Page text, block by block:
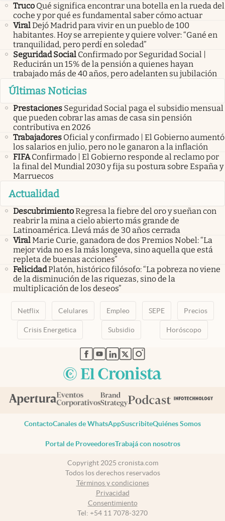
Truco Qué significa encontrar una botella en la rueda del
coche y por qué es fundamental saber cómo actuar
ViralDejó Madrid para vivir en un pueblo de 100
habitantes. Hoy se arrepiente y quiere volver: “Gané en
tranquilidad, pero perdí en soledad”
Seguridad Social Confirmado por Seguridad Social |
Reducirán un 15% de la pensión a quienes hayan
trabajado más de 40 años, pero adelanten su jubilación
Últimas Noticias
Prestaciones Seguridad Social paga el subsidio mensual
que pueden cobrar las amas de casa sin pensión
contributiva en 2026
Trabajadores Oficial y confirmado | El Gobierno aumentó
los salarios en julio, pero no le ganaron a la inflación
FIFA Confirmado | El Gobierno responde al reclamo por
la final del Mundial 2030 y fija su postura sobre España y
Marruecos
Actualidad
DescubrimientoRegresa la fiebre del oro y sueñan con
reabrir la mina a cielo abierto más grande de
Latinoamérica. Llevá más de 30 años cerrada
ViralMarie Curie, ganadora de dos Premios Nobel: “La
mejor vida no es la más longeva, sino aquella que está
repleta de buenas acciones”
FelicidadPlatón, histórico filósofo: “La pobreza no viene
de la disminución de las riquezas, sino de la
multiplicación de los deseos”
Netflix Celulares Empleo SEPE Precios
Crisis Energetica Subsidio Horóscopo
abre en nueva pestaña
abre en nueva pestaña
abre en nueva pestaña
abre en nueva pestaña
abre en nueva pestaña
ContactoCanales de WhatsAppSuscribiteQuiénes Somos
Portal de ProveedoresTrabajá con nosotros
Copyright 2025 cronista.com
Todos los derechos reservados
Términos y condiciones
Privacidad
Consentimiento
Tel: +54 11 7078-3270